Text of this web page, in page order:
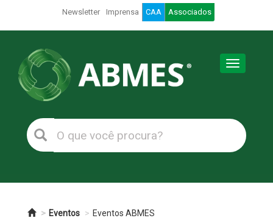
Newsletter Imprensa CAA Associados
Toggle
Eventos Eventos ABMES